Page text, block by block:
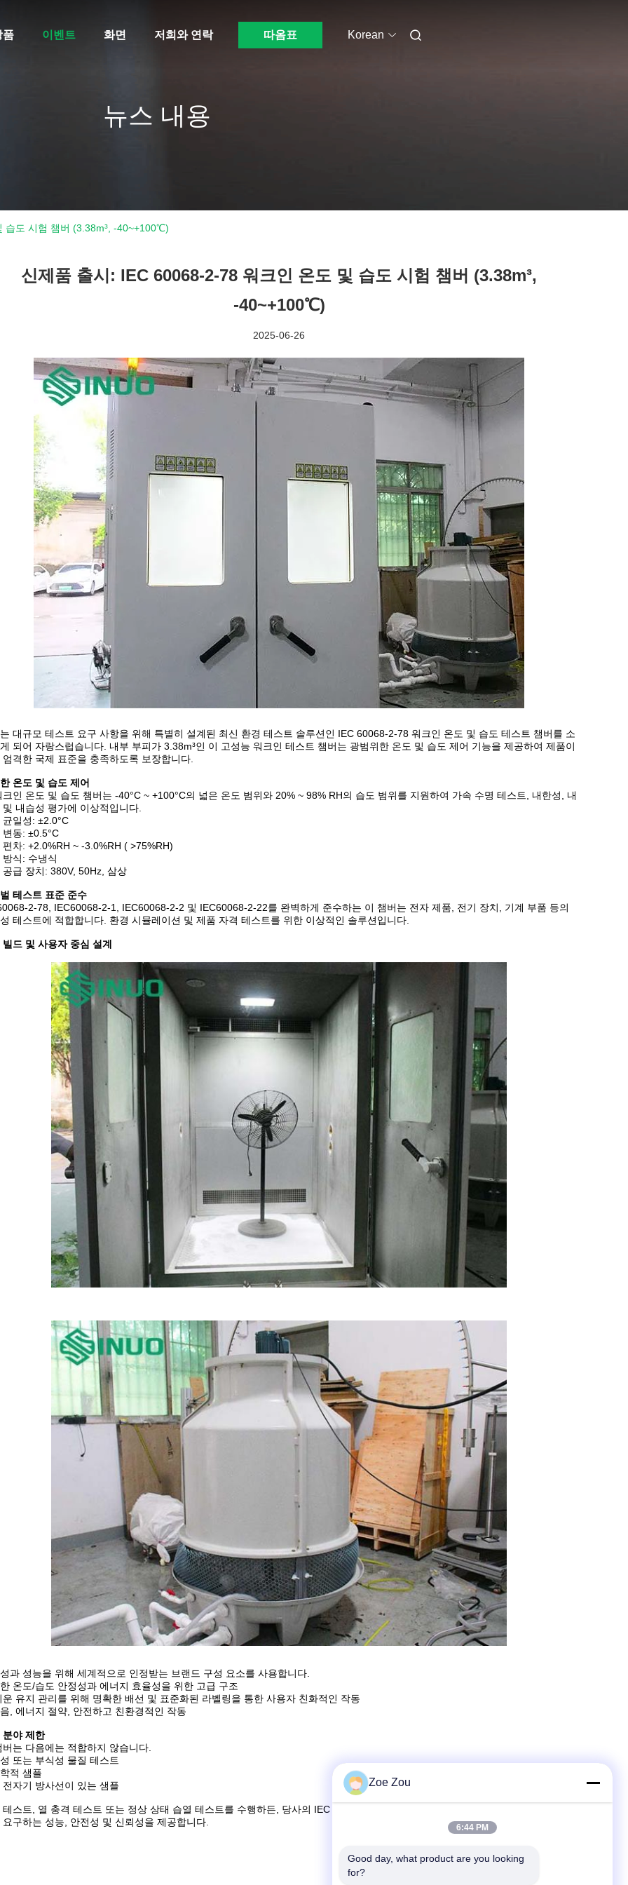
품 이벤트 화면 저희와 연락 따옴표 Korean
뉴스 내용
습도 시험 챔버 (3.38m³, -40~+100℃)
신제품 출시: IEC 60068-2-78 워크인 온도 및 습도 시험 챔버 (3.38m³,
-40~+100℃)
2025-06-26
대규모 테스트 요구 사항을 위해 특별히 설계된 최신 환경 테스트 솔루션인 IEC 60068-2-78 워크인 온도 및 습도 테스트 챔버를 소
되어 자랑스럽습니다. 내부 부피가 3.38m³인 이 고성능 워크인 테스트 챔버는 광범위한 온도 및 습도 제어 기능을 제공하여 제품이
엄격한 국제 표준을 충족하도록 보장합니다.
온도 및 습도 제어
크인 온도 및 습도 챔버는 -40°C ~ +100°C의 넓은 온도 범위와 20% ~ 98% RH의 습도 범위를 지원하여 가속 수명 테스트, 내한성, 내
및 내습성 평가에 이상적입니다.
균일성: ±2.0°C
변동: ±0.5°C
편차: +2.0%RH ~ -3.0%RH ( >75%RH)
방식: 수냉식
공급 장치: 380V, 50Hz, 삼상
테스트 표준 준수
2-78, IEC60068-2-1, IEC60068-2-2 및 IEC60068-2-22를 완벽하게 준수하는 이 챔버는 전자 제품, 전기 장치, 기계 부품 등의
테스트에 적합합니다. 환경 시뮬레이션 및 제품 자격 테스트를 위한 이상적인 솔루션입니다.
빌드 및 사용자 중심 설계
과 성능을 위해 세계적으로 인정받는 브랜드 구성 요소를 사용합니다.
온도/습도 안정성과 에너지 효율성을 위한 고급 구조
운 유지 관리를 위해 명확한 배선 및 표준화된 라벨링을 통한 사용자 친화적인 작동
, 에너지 절약, 안전하고 친환경적인 작동
분야 제한
버는 다음에는 적합하지 않습니다.
또는 부식성 물질 테스트
적 샘플
전자기 방사선이 있는 샘플
테스트, 열 충격 테스트 또는 정상 상태 습열 테스트를 수행하든, 당사의 IEC 준수 워크인 챔버는 최신 R&D 연구소 및 품질 관리 환경
요구하는 성능, 안전성 및 신뢰성을 제공합니다.
Zoe Zou
6:44 PM
Good day, what product are you looking
for?